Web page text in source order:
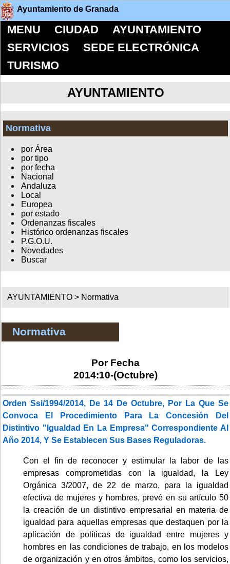
Ayuntamiento de Granada
MENU CIUDAD
AYUNTAMIENTO
SERVICIOS
SEDE ELECTRÓNICA
TURISMO
AYUNTAMIENTO
Normativa
por Área
por tipo
por fecha
Nacional
Andaluza
Local
Europea
por estado
Ordenanzas fiscales
Histórico ordenanzas fiscales
P.G.O.U.
Novedades
Buscar
AYUNTAMIENTO > Normativa
Normativa
Por Fecha
2014:10-(Octubre)
Orden Ssi/1994/2014, De 14 De Octubre, Por La Que Se
Convoca El Procedimiento Para La Concesión Del
Distintivo "Igualdad En La Empresa" Correspondiente Al
Año 2014, Y Se Establecen Sus Bases Reguladoras.
Con el fin de reconocer y estimular la labor de las
empresas comprometidas con la igualdad, la Ley
Orgánica 3/2007, de 22 de marzo, para la igualdad
efectiva de mujeres y hombres, prevé en su artículo 50
la creación de un distintivo empresarial en materia de
igualdad para aquellas empresas que destaquen por la
aplicación de políticas de igualdad entre mujeres y
hombres en las condiciones de trabajo, en los modelos
de organización y en otros ámbitos, como los servicios,